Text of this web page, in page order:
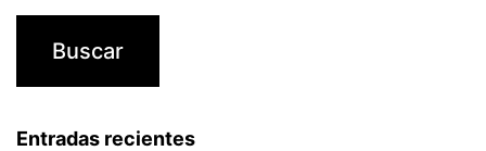
Entradas recientes